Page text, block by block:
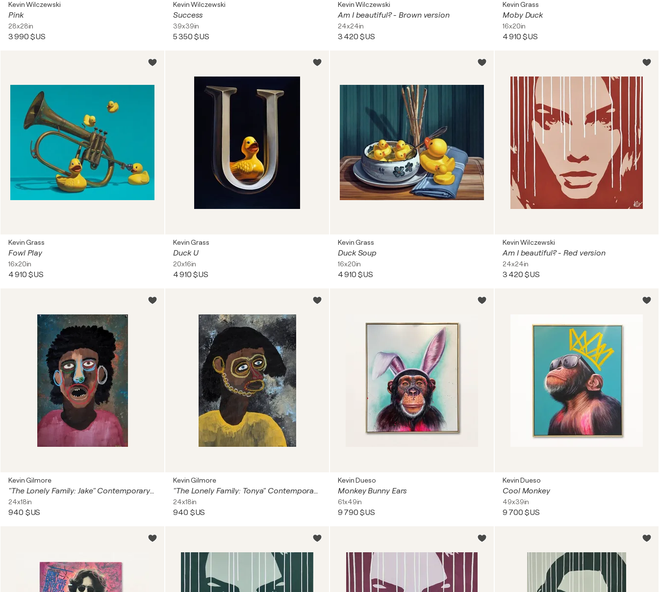
Kevin Wilczewski
Pink
28x28in
3 990 $US
Kevin Wilczewski
Success
39x39in
5 350 $US
Kevin Wilczewski
Am I beautiful? - Brown version
24x24in
3 420 $US
Kevin Grass
Moby Duck
16x20in
4 910 $US
Kevin Grass
Fowl Play
16x20in
4 910 $US
Kevin Grass
Duck U
20x16in
4 910 $US
Kevin Grass
Duck Soup
16x20in
4 910 $US
Kevin Wilczewski
Am I beautiful? - Red version
24x24in
3 420 $US
Kevin Gilmore
"The Lonely Family: Jake" Contemporary Outsider Art Figurative Painting
24x18in
940 $US
Kevin Gilmore
"The Lonely Family: Tonya" Contemporary Outsider Art Figurative Painting
24x18in
940 $US
Kevin Dueso
Monkey Bunny Ears
61x49in
9 790 $US
Kevin Dueso
Cool Monkey
49x39in
9 700 $US